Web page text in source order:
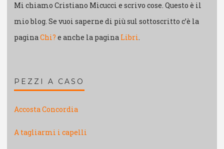
Mi chiamo Cristiano Micucci e scrivo cose. Questo è il
mio blog. Se vuoi saperne di più sul sottoscritto c’è la
paginaChi? e anche la pagina Libri.
PEZZI A CASO
Accosta Concordia
A tagliarmi i capelli